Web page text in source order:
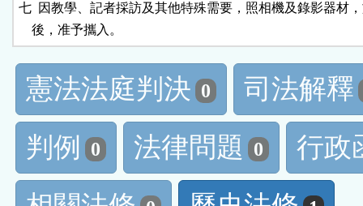
七  因教學、記者採訪及其他特殊需要，照相機及錄影器材
憲法法庭判決 0
司法解釋
判例
0 法律問題 0
行政